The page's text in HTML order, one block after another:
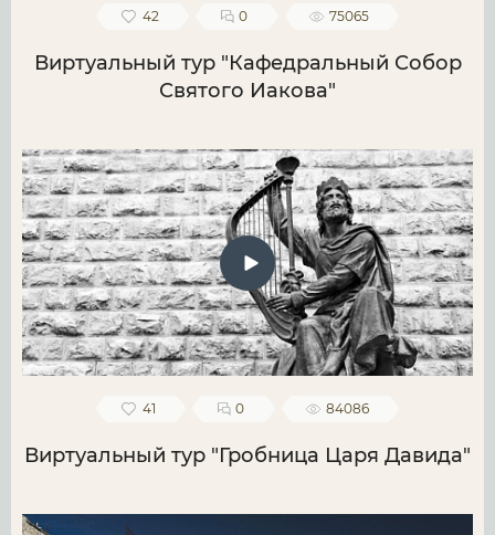
42 0 75065
Виртуальный тур "Кафедральный Собор
Святого Иакова"
41 0 84086
Виртуальный тур "Гробница Царя Давида"